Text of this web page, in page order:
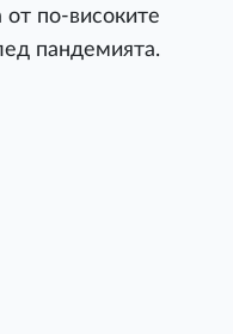
от по-високите
пандемията.